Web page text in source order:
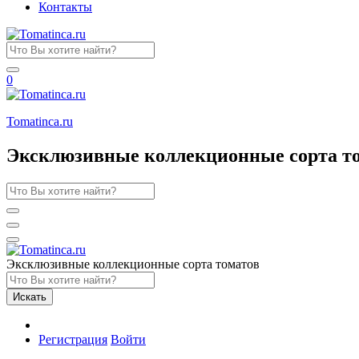
Контакты
0
Tomatinсa.ru
Эксклюзивные коллекционные сорта
Эксклюзивные коллекционные сорта томатов
Искать
Регистрация Войти